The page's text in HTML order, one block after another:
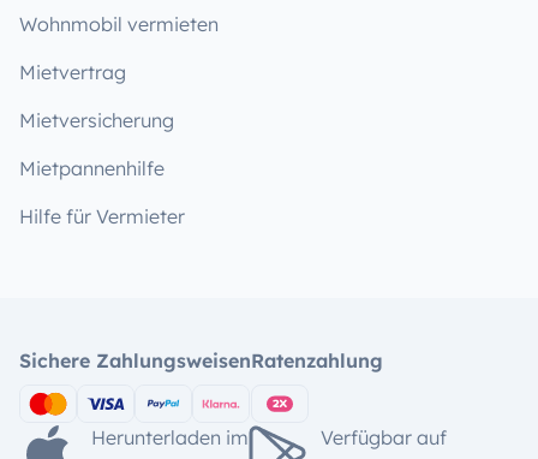
Wohnmobil vermieten
Mietvertrag
Mietversicherung
Mietpannenhilfe
Hilfe für Vermieter
Sichere ZahlungsweisenRatenzahlung
Herunterladen im
Verfügbar auf